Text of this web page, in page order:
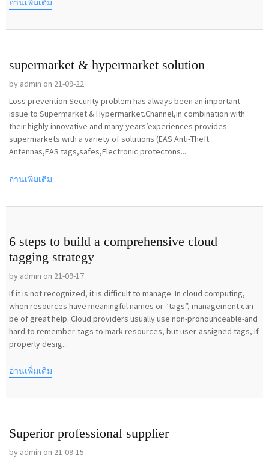
อ่านเพิ่มเติม
supermarket & hypermarket solution
by admin on 21-09-22
Loss prevention Security problem has always been an important
issue to Supermarket & Hypermarket.Channel,in combination with
their highly innovative and many years’experiences provides
supermarkets with a variety of solutions (EAS Anti-Theft
Antennas,EAS tags,safes,Electronic protectons...
อ่านเพิ่มเติม
6 steps to build a comprehensive cloud
tagging strategy
by admin on 21-09-17
If it is not recognized, it is difficult to manage. In cloud computing,
when resources have meaningful names or “tags”, management can
be of great help. Cloud providers usually use non-pronounceable-and
hard to remember-tags to mark resources, but user-assigned tags, if
properly desig...
อ่านเพิ่มเติม
Superior professional supplier
by admin on 21-09-15